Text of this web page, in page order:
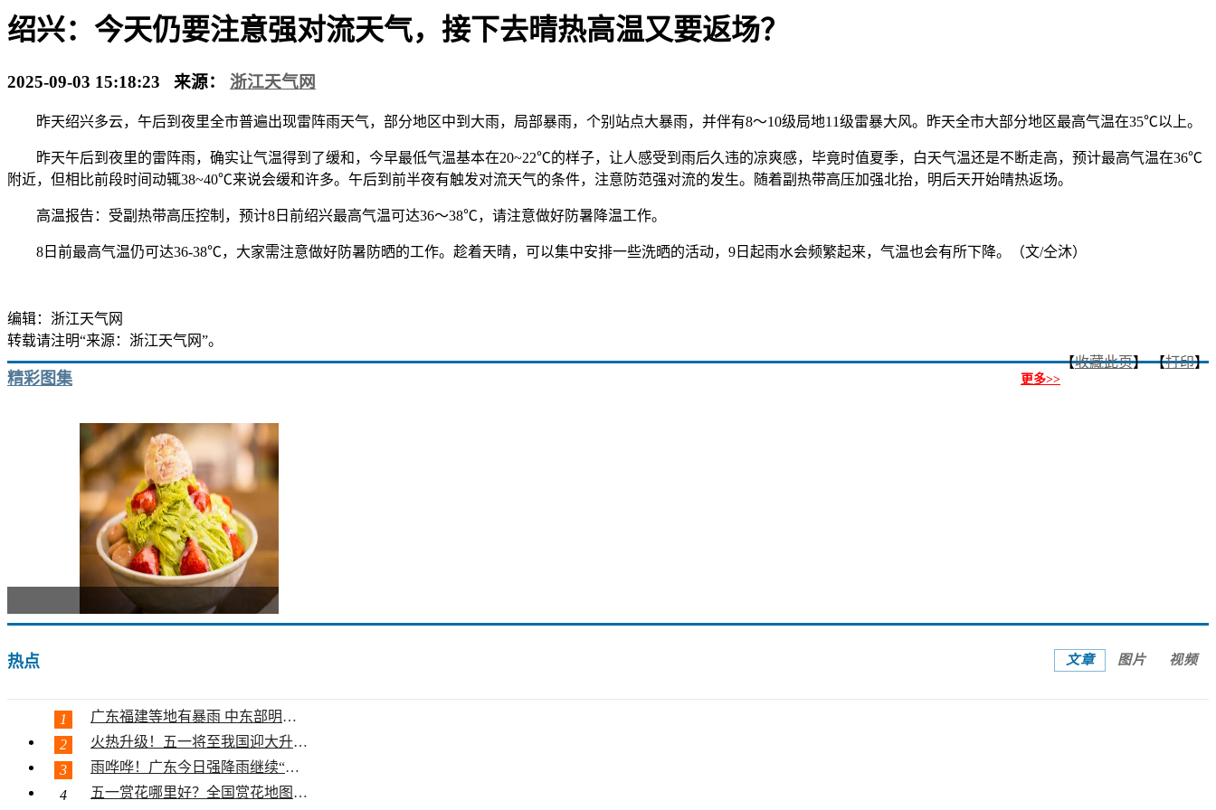
绍兴：今天仍要注意强对流天气，接下去晴热高温又要返场？
2025-09-03 15:18:23 来源： 浙江天气网
昨天绍兴多云，午后到夜里全市普遍出现雷阵雨天气，部分地区中到大雨，局部暴雨，个别站点大暴雨，并伴有8～10级局地11级雷暴大风。昨天全市大部分地区最高气温在35℃以上。
昨天午后到夜里的雷阵雨，确实让气温得到了缓和，今早最低气温基本在20~22℃的样子，让人感受到雨后久违的凉爽感，毕竟时值夏季，白天气温还是不断走高，预计最高气温在36℃
附近，但相比前段时间动辄38~40℃来说会缓和许多。午后到前半夜有触发对流天气的条件，注意防范强对流的发生。随着副热带高压加强北抬，明后天开始晴热返场。
高温报告：受副热带高压控制，预计8日前绍兴最高气温可达36～38℃，请注意做好防暑降温工作。
8日前最高气温仍可达36-38℃，大家需注意做好防暑防晒的工作。趁着天晴，可以集中安排一些洗晒的活动，9日起雨水会频繁起来，气温也会有所下降。（文/仝沐）
编辑：浙江天气网
转载请注明“来源：浙江天气网”。
【收藏此页】 【打印】
更多>>
精彩图集
夏天的快乐 藏在这些消暑美味里 广西南宁：盛夏里的“绿野仙踪”
热点 视频
图片
文章
1
广东福建等地有暴雨 中东部明起大升...
2
火热升级！五一将至我国迎大升温 多...
3
雨哗哗！广东今日强降雨继续“控场”...
4
五一赏花哪里好？全国赏花地图助你寻...